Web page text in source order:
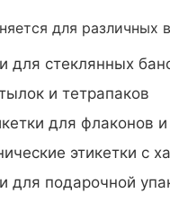
для различных
для стеклянных
и тетрапаков
для флаконов и
этикетки с
для подарочной